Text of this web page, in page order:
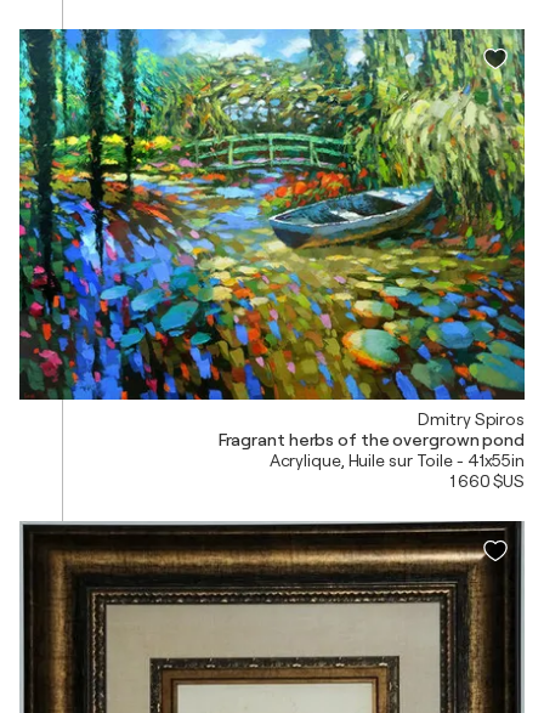
Dmitry Spiros
Fragrant herbs of the overgrown pond
Acrylique, Huile sur Toile - 41x55in
1 660 $US